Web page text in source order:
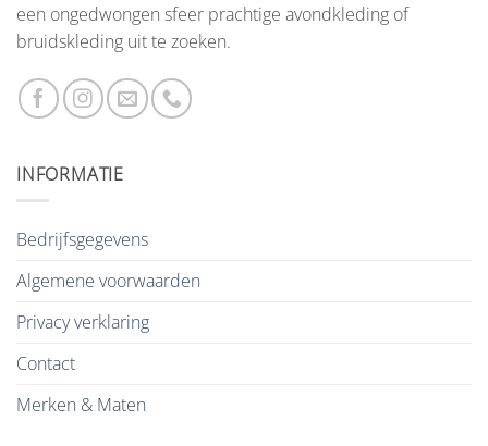
een ongedwongen sfeer prachtige avondkleding of
bruidskleding uit te zoeken.
INFORMATIE
Bedrijfsgegevens
Algemene voorwaarden
Privacy verklaring
Contact
Merken & Maten